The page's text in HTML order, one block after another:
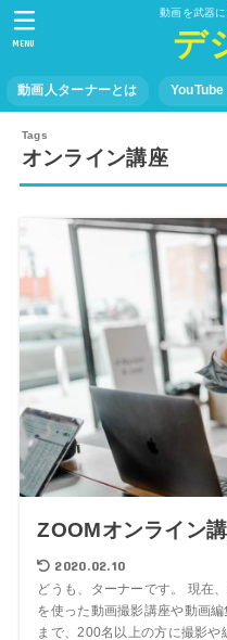
動画を武器
デ
動画人ターナーとは YouTube
MENU
オンライン講座
ZOOMオンライン
2020.02.10
どうも、ターナーです。 現在
を使った動画撮影講座や動画
まで、200名以上の方に撮影や